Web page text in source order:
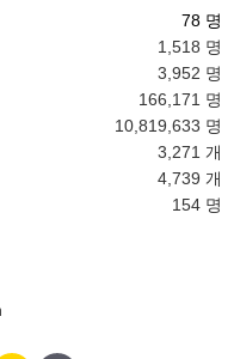
78 명
1,518 명
3,952 명
166,171 명
10,819,633 명
3,271 개
4,739 개
154 명